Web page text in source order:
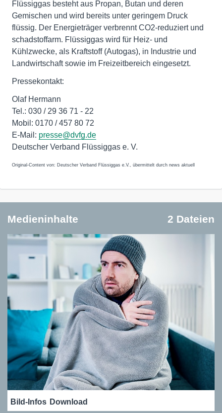
Flüssiggas besteht aus Propan, Butan und deren
Gemischen und wird bereits unter geringem Druck
flüssig. Der Energieträger verbrennt CO2-reduziert und
schadstoffarm. Flüssiggas wird für Heiz- und
Kühlzwecke, als Kraftstoff (Autogas), in Industrie und
Landwirtschaft sowie im Freizeitbereich eingesetzt.
Pressekontakt:
Olaf Hermann
Tel.: 030 / 29 36 71 - 22
Mobil: 0170 / 457 80 72
E-Mail: presse@dvfg.de
Deutscher Verband Flüssiggas e. V.
Original-Content von: Deutscher Verband Flüssiggas e.V., übermittelt durch news aktuell
Medieninhalte 2 Dateien
Bild-Infos Download